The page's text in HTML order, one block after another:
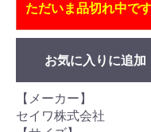
ただいま品切れ中です
お気に入りに追加
【メーカー】
セイワ株式会社